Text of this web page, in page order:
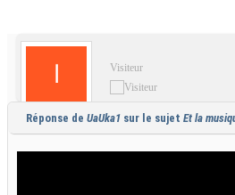
15 16 17
Visiteur
Réponse de UaUka1 sur le sujet Et la